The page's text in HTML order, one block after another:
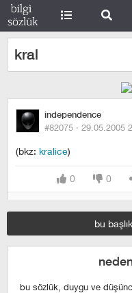
kral
independence
#82075 · 29.05.2005
(bkz: kralice)
0 0
bu
bu sözlük, duygu ve